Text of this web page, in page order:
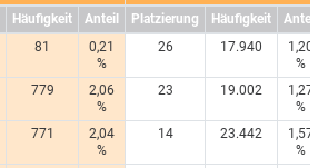
Häufigkeit Anteil Platzierung Häufigkeit
Anteil
81
0,21
%
26 17.940
1,20
%
779
2,06
%
23 19.002
1,27
%
771
2,04
%
14 23.442
1,57
%